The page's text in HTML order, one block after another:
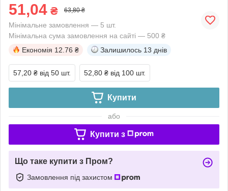
51,04 ₴ 63,80 ₴
Мінімальне замовлення — 5 шт.
Мінімальна сума замовлення на сайті — 500 ₴
Економія 12.76 ₴ Залишилось 13 днів
57,20 ₴ від 50 шт. 52,80 ₴ від 100 шт.
Купити
або
Купити з
Що таке купити з Пром?
Замовлення під захистом